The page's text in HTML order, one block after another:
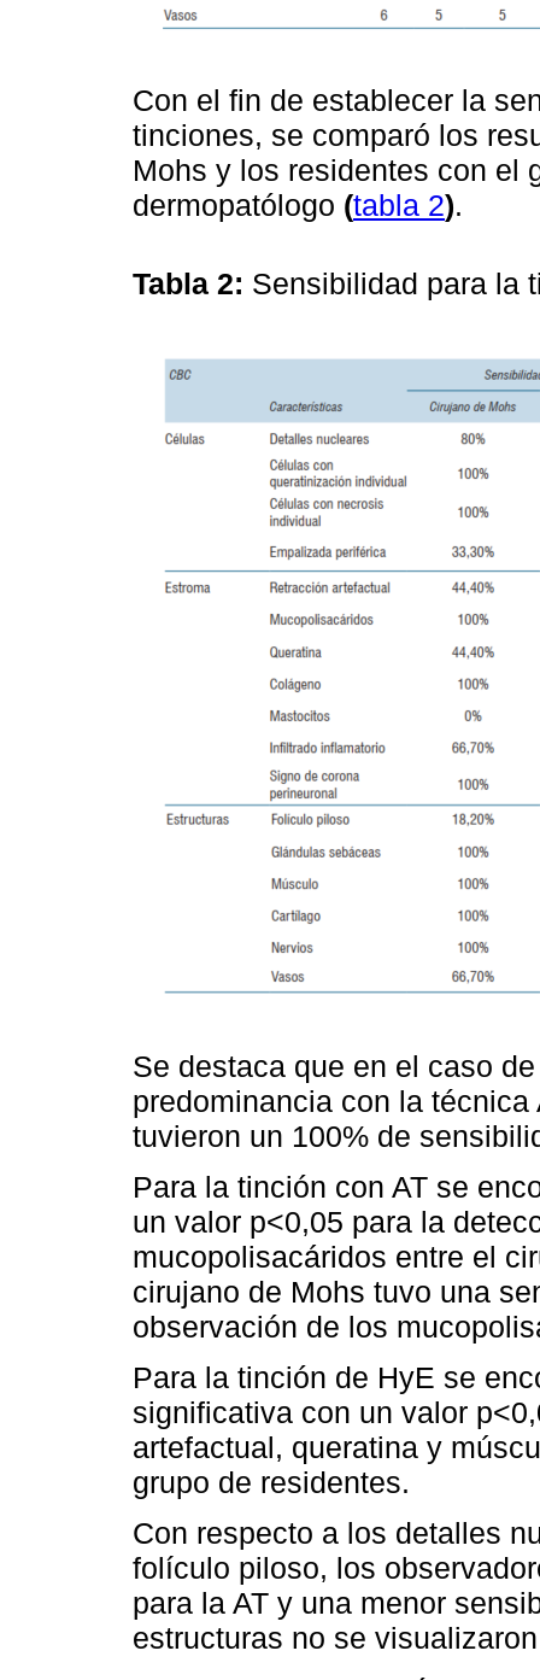
Con el fin de establecer la
tinciones, se comparó los
Mohs y los residentes con el
dermopatólogo (tabla 2).
Tabla 2: Sensibilidad para la
Se destaca que en el caso
predominancia con la
tuvieron un 100% de
Para la tinción con AT se
un valor p<0,05 para la
mucopolisacáridos entre el
cirujano de Mohs tuvo una
observación de los
Para la tinción de HyE se
significativa con un valor
artefactual, queratina y
grupo de residentes.
Con respecto a los detalles
folículo piloso, los
para la AT y una menor
estructuras no se